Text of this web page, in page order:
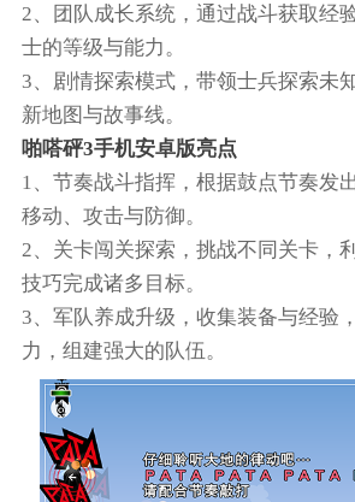
2、团队成长系统，通过战斗获取经
士的等级与能力。
3、剧情探索模式，带领士兵探索未
新地图与故事线。
啪嗒砰3手机安卓版亮点
1、节奏战斗指挥，根据鼓点节奏发
移动、攻击与防御。
2、关卡闯关探索，挑战不同关卡，
技巧完成诸多目标。
3、军队养成升级，收集装备与经验
力，组建强大的队伍。